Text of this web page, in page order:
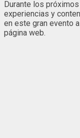
Durante los
experiencias y
en este gran evento
página web.